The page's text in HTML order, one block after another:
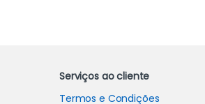
Serviços ao cliente
Termos e Condições